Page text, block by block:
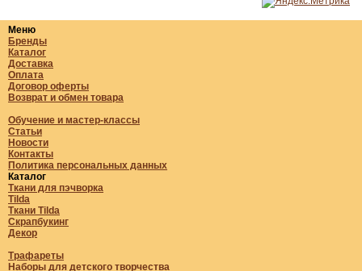
Меню
Бренды
Каталог
Доставка
Оплата
Договор оферты
Возврат и обмен товара
Обучение и мастер-классы
Статьи
Новости
Контакты
Политика персональных данных
Каталог
Ткани для пэчворка
Tilda
Ткани Tilda
Скрапбукинг
Декор
Трафареты
Наборы для детского творчества